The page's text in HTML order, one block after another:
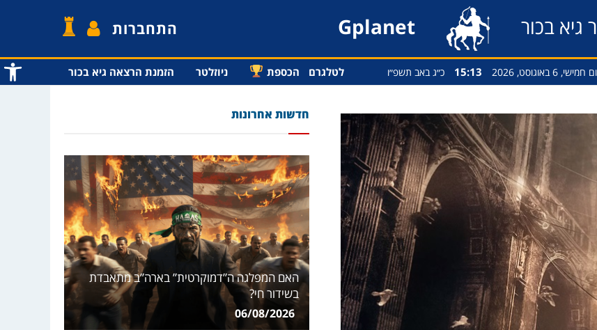
פתח
גיא בכור Gplanet התחברות
חמישי, 6 באוגוסט, 2026 15:13 כ״ג באב תשפ״ו לטלגרם הכספת ניוזלטר הזמנת הרצאה גיא בכור
חדשות אחרונות
האם המפלגה ה”דמוקרטית” בארה”ב מתאבדת
בשידור חי?
06/08/2026